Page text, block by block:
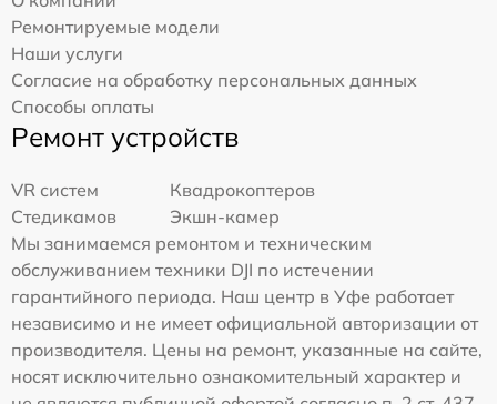
Ремонтируемые модели
Наши услуги
Согласие на обработку персональных данных
Способы оплаты
Ремонт устройств
VR систем
Квадрокоптеров
Стедикамов
Экшн-камер
Мы занимаемся ремонтом и техническим
обслуживанием техники DJI по истечении
гарантийного периода. Наш центр в Уфе работает
независимо и не имеет официальной авторизации от
производителя. Цены на ремонт, указанные на сайте,
носят исключительно ознакомительный характер и